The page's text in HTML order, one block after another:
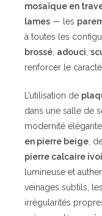
mosaïque en
lames — les
à toutes les
brossé adouci
renforcer le
L’utilisation de
dans une salle de
modernité
en pierre beige ,
pierre calcaire
lumineuse et
veinages subtils,
irrégularités